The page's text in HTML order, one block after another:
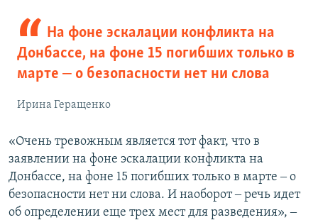
На фоне эскалации конфликта на
Донбассе, на фоне 15 погибших только в
марте ‒ о безопасности нет ни слова
Ирина Геращенко
«Очень тревожным является тот факт, что в
заявлении на фоне эскалации конфликта на
Донбассе, на фоне 15 погибших только в марте ‒ о
безопасности нет ни слова. И наоборот ‒ речь идет
об определении еще трех мест для разведения», ‒